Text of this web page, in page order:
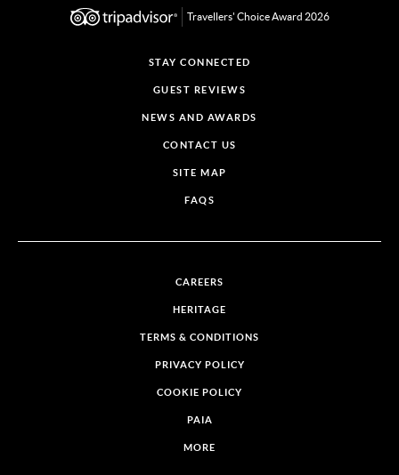
Travellers' Choice Award 2026
STAY CONNECTED
GUEST REVIEWS
NEWS AND AWARDS
CONTACT US
SITE MAP
FAQS
CAREERS
HERITAGE
TERMS & CONDITIONS
PRIVACY POLICY
COOKIE POLICY
PAIA
MORE